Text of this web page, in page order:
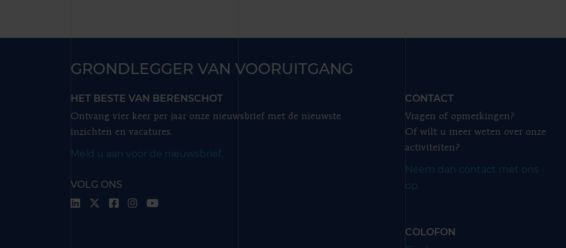
GRONDLEGGER VAN VOORUITGANG
HET BESTE VAN BERENSCHOT
Ontvang vier keer per jaar onze nieuwsbrief met de nieuwste
inzichten en vacatures.
Meld u aan voor de nieuwsbrief.
VOLG ONS
CONTACT
Vragen of opmerkingen?
Of wilt u meer weten over onze
activiteiten?
Neem dan contact met ons
op.
COLOFON